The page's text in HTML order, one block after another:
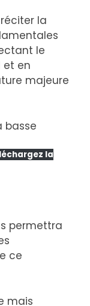
la
le
et en
majeure
basse
la
permettra
ce
mais